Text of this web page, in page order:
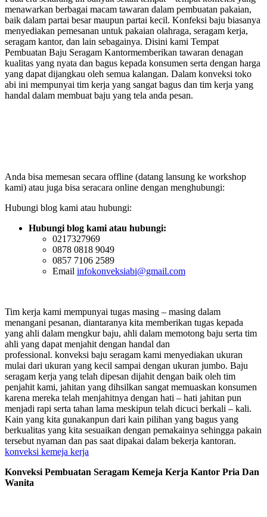
menawarkan berbagai macam tawaran dalam pembuatan pakaian,
baik dalam partai besar maupun partai kecil. Konfeksi baju biasanya
menyediakan pemesanan untuk pakaian olahraga, seragam kerja,
seragam kantor, dan lain sebagainya. Disini kami Tempat
Pembuatan Baju Seragam Kantormemberikan tawaran denagan
kualitas yang nyata dan bagus kepada konsumen serta dengan harga
yang dapat dijangkau oleh semua kalangan. Dalam konveksi toko
abi ini mempunyai tim kerja yang sangat bagus dan tim kerja yang
handal dalam membuat baju yang tela anda pesan.
Anda bisa memesan secara offline (datang lansung ke workshop
kami) atau juga bisa seracara online dengan menghubungi:
Hubungi blog kami atau hubungi:
Hubungi blog kami atau hubungi:
0217327969
0878 0818 9049
0857 7106 2589
Email infokonveksiabi@gmail.com
Tim kerja kami mempunyai tugas masing – masing dalam
menangani pesanan, diantaranya kita memberikan tugas kepada
yang ahli dalam mengkur baju, ahli dalam memotong baju serta tim
ahli yang dapat menjahit dengan handal dan
professional. konveksi baju seragam kami menyediakan ukuran
mulai dari ukuran yang kecil sampai dengan ukuran jumbo. Baju
seragam kerja yang telah dipesan dijahit dengan baik oleh tim
penjahit kami, jahitan yang dihsilkan sangat memuaskan konsumen
karena mereka telah menjahitnya dengan hati – hati jahitan pun
menjadi rapi serta tahan lama meskipun telah dicuci berkali – kali.
Kain yang kita gunakanpun dari kain pilihan yang bagus yang
berkualitas yang kita sesuaikan dengan pemakainya sehingga pakain
tersebut nyaman dan pas saat dipakai dalam bekerja kantoran.
konveksi kemeja kerja
Konveksi Pembuatan Seragam Kemeja Kerja Kantor Pria Dan
Wanita